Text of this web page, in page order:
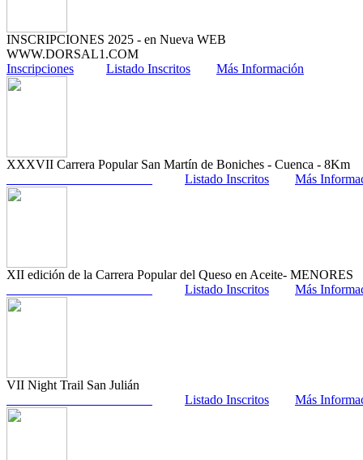
INSCRIPCIONES 2025 - en Nueva WEB
WWW.DORSAL1.COM
Inscripciones
Listado Inscritos Más Información
XXXVII Carrera Popular San Martín de Boniches - Cuenca - 8Km
Listado Inscritos
Más
XII edición de la Carrera Popular del Queso en Aceite- MENORES
Listado Inscritos
Más
VII Night Trail San Julián
Listado Inscritos
Más